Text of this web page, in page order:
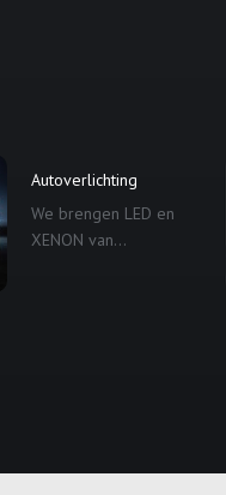
Autoverlichting
We brengen LED en
XENON van...